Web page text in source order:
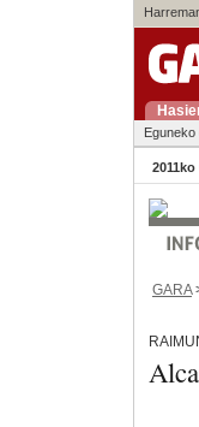
Eguneko
GARA